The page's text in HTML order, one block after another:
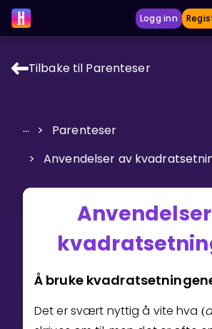
Logg inn
Gangetabellen
Junior Matte
Vis mer
Tilbake til Parenteser
... >
Parenteser
>
Anvendelser av
Å bruke
Det er svært nyttig å vite hva (a